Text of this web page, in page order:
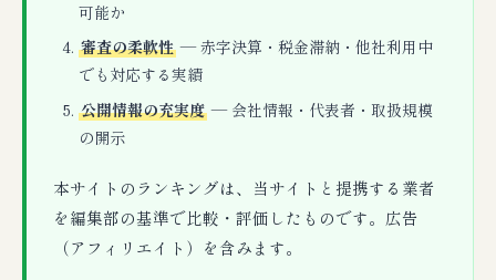
可能か
審査の柔軟性— 赤字決算・税金滞納・他社利用中
でも対応する実績
公開情報の充実度— 会社情報・代表者・取扱規模
の開示
本サイトのランキングは、当サイトと提携する業者
を編集部の基準で比較・評価したものです。広告
（アフィリエイト）を含みます。